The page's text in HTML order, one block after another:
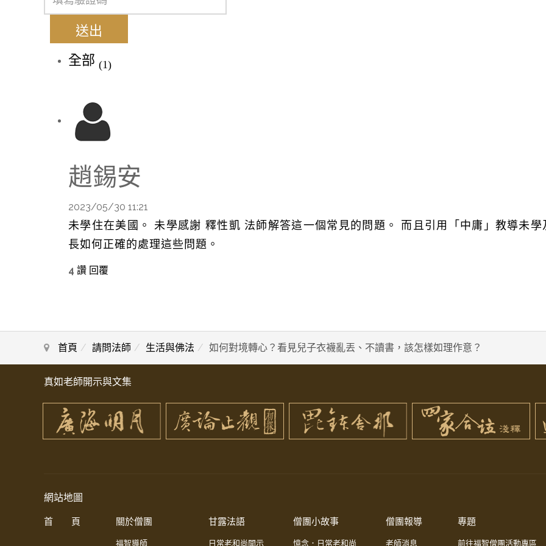
送出
全部 (1)
趙錫安
2023/05/30 11:21
未學住在美國。 未學感謝 釋性凱 法師解答這一個常見的問題。 而且引用「中庸」教導未學
長如何正確的處理這些問題。
4 讚 回覆
首頁 請問法師 生活與佛法 如何對境轉心？看見兒子衣襪亂丟、不讀書，該怎樣如理作意？
真如老師開示與文集
網站地圖
首 頁 關於僧團
福智導師
甘露法語
日常老和尚開示
僧團小故事
憶念．日常老和尚
僧團報導
老師消息
專題
前往福智僧團活動專區